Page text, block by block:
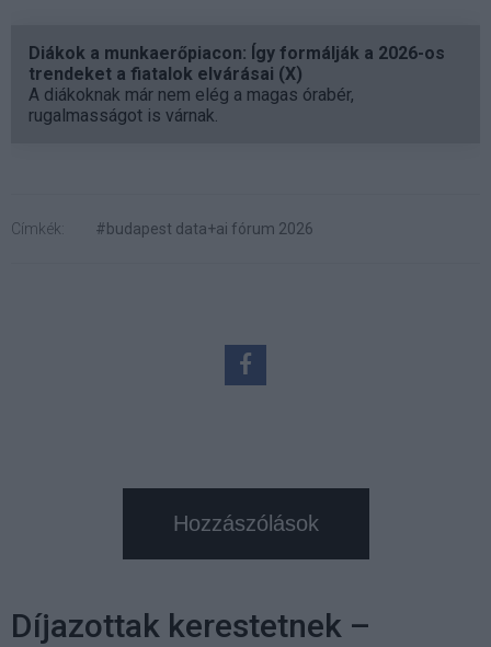
Diákok a munkaerőpiacon: Így formálják a 2026-os
trendeket a fiatalok elvárásai (X)
A diákoknak már nem elég a magas órabér,
rugalmasságot is várnak.
Címkék: #budapest data+ai fórum 2026
Hozzászólások
Díjazottak kerestetnek –